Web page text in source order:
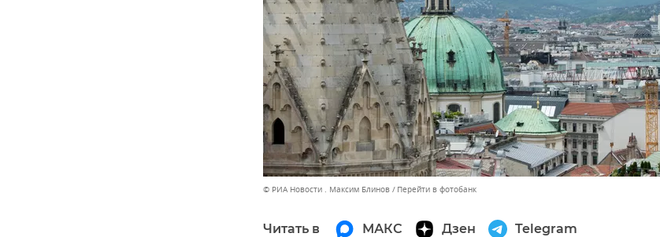
© РИА Новости . Максим Блинов Перейти в фотобанк
Читать в МАКС Дзен Telegram